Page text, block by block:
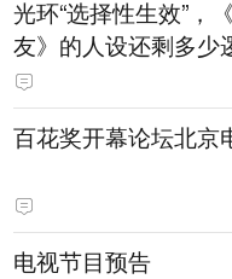
光环“选择性生效”，
友》的人设还剩多少
百花奖开幕论坛北京
电视节目预告